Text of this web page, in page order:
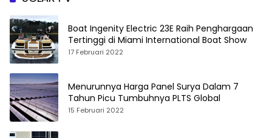
Boat Ingenity Electric 23E Raih Penghargaan
Tertinggi di Miami International Boat Show
17 Februari 2022
Menurunnya Harga Panel Surya Dalam 7
Tahun Picu Tumbuhnya PLTS Global
15 Februari 2022